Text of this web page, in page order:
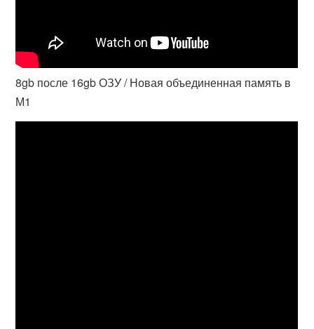
8gb после 16gb ОЗУ / Новая объединенная память в
М1